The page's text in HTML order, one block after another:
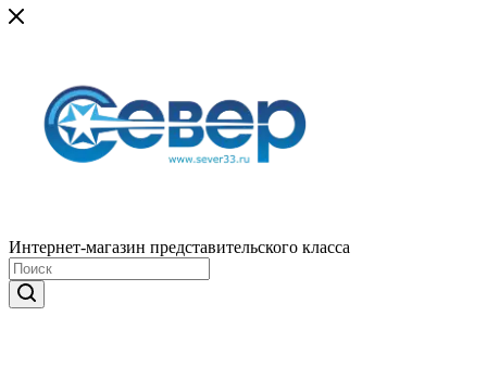
Интернет-магазин представительского класса